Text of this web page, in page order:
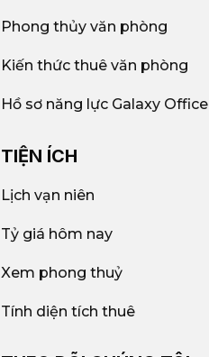
Phong thủy văn phòng
Kiến thức thuê văn phòng
Hồ sơ năng lực Galaxy Office
TIỆN ÍCH
Lịch vạn niên
Tỷ giá hôm nay
Xem phong thuỷ
Tính diện tích thuê